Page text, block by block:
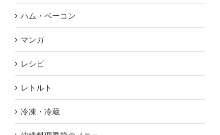
ハム・ベーコン
マンガ
レシピ
レトルト
冷凍・冷蔵